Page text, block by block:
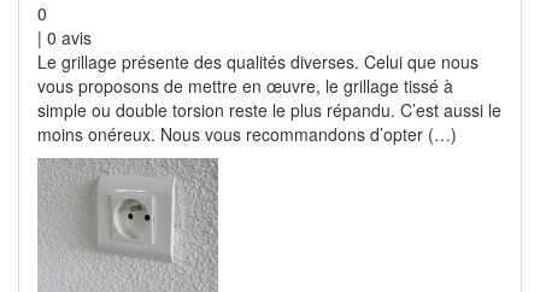
0
| 0 avis
Le grillage présente des qualités diverses. Celui que nous
vous proposons de mettre en œuvre, le grillage tissé à
simple ou double torsion reste le plus répandu. C’est aussi le
moins onéreux. Nous vous recommandons d’opter (…)